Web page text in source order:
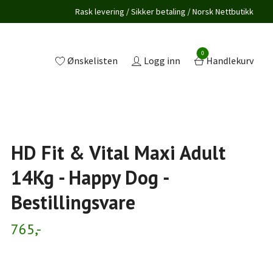
Rask levering / Sikker betaling / Norsk Nettbutikk
Ønskelisten Logg inn
0
Handlekurv
HD Fit & Vital Maxi Adult
14Kg - Happy Dog -
Bestillingsvare
765,-